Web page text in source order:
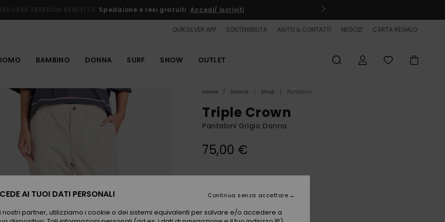
FREEDOM BENEFITS Spedizione e resi gratuiti Accedi/ iscriviti
QUIKSILVER APP SOSTENIBILITA AIUTO & CONTATTI NEGOZI CARTA REGALO
BAMBINO DONNA SURF SNOW OUTLET
Home Donna Shop Pantaloni
Triple Crown
Pantaloni Grigio Donna
75,00 €
AI TUOI DATI PERSONALI
partner, utilizziamo i cookie o dei sistemi equivalenti per salvare e/o accedere a
Continua senza accettare